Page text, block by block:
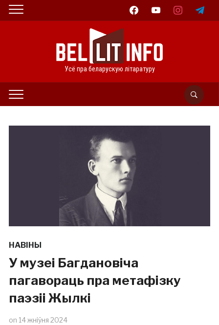
facebookyoutube instagramtelegram
Усё пра беларускую літаратуру
НАВІНЫ
У музеі Багдановіча
пагавораць пра метафізку
паэзіі Жылкі
on 14 жніўня 2024